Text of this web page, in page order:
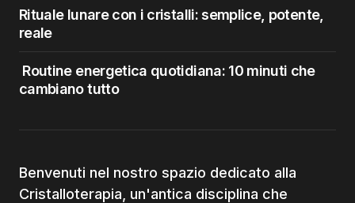
Rituale lunare con i cristalli: semplice, potente,
reale
Routine energetica quotidiana: 10 minuti che
cambiano tutto
Benvenuti nel nostro spazio dedicato alla
Cristalloterapia, un'antica disciplina che